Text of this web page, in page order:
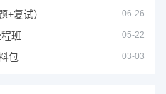
+复试） 06-26
班 05-22
包 03-03